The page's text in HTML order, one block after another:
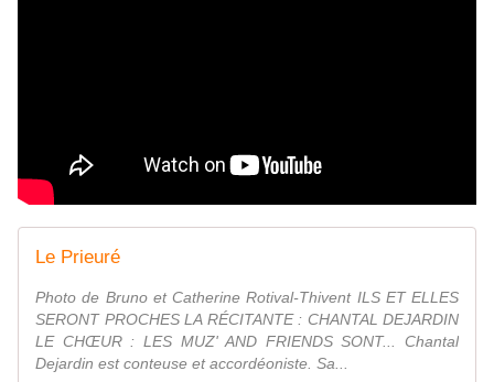
Le Prieuré
Photo de Bruno et Catherine Rotival-Thivent ILS ET ELLES
SERONT PROCHES LA RÉCITANTE : CHANTAL DEJARDIN
LE CHŒUR : LES MUZ' AND FRIENDS SONT... Chantal
Dejardin est conteuse et accordéoniste. Sa...